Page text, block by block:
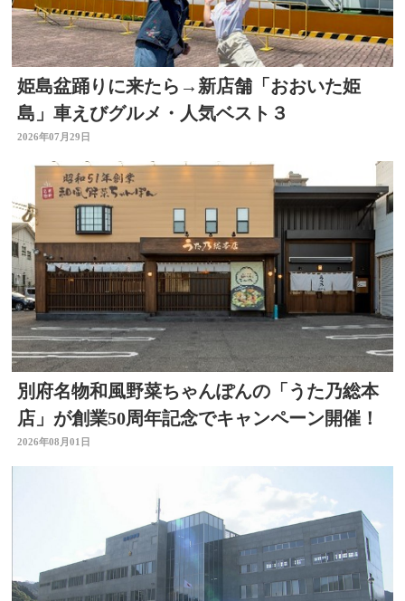
姫島盆踊りに来たら→新店舗「おおいた姫
島」車えびグルメ・人気ベスト３
2026年07月29日
別府名物和風野菜ちゃんぽんの「うた乃総本
店」が創業50周年記念でキャンペーン開催！
2026年08月01日